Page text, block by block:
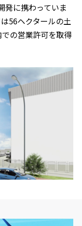
発に携わっていま
56ヘクタールの土
の営業許可を取得